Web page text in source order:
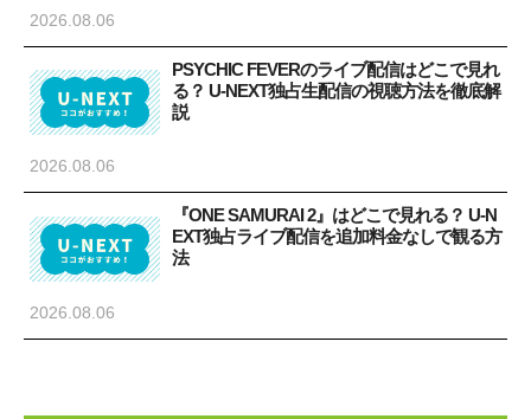
2026.08.06
PSYCHIC FEVERのライブ配信はどこで見れ
る？ U-NEXT独占生配信の視聴方法を徹底解
説
2026.08.06
『ONE SAMURAI 2』はどこで見れる？ U-N
EXT独占ライブ配信を追加料金なしで観る方
法
2026.08.06